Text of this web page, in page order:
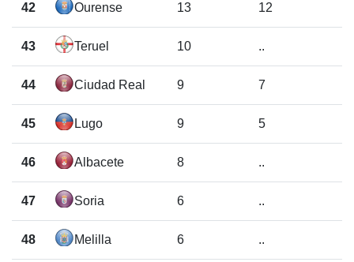
42 Ourense 13 12
43 Teruel 10 ..
44 Ciudad Real 9 7
45 Lugo 9 5
46 Albacete 8 ..
47 Soria 6 ..
48 Melilla 6 ..